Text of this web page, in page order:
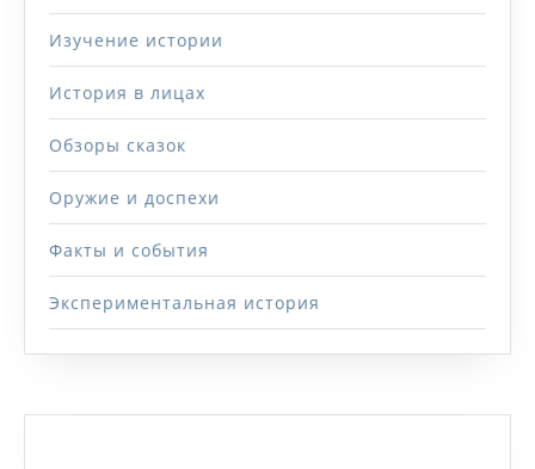
Изучение истории
История в лицах
Обзоры сказок
Оружие и доспехи
Факты и события
Экспериментальная история